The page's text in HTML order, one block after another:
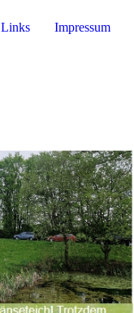
Links Impressum